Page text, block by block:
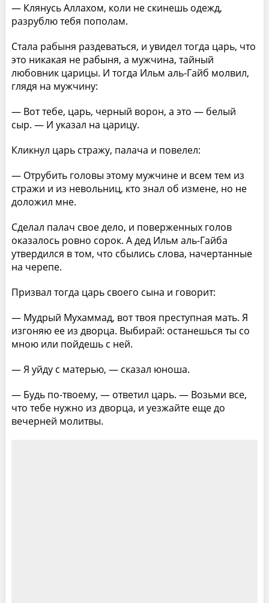
— Клянусь Аллахом, коли не скинешь одежд,
разрублю тебя пополам.
Стала рабыня раздеваться, и увидел тогда царь, что
это никакая не рабыня, а мужчина, тайный
любовник царицы. И тогда Ильм аль-Гайб молвил,
глядя на мужчину:
— Вот тебе, царь, черный ворон, а это — белый
сыр. — И указал на царицу.
Кликнул царь стражу, палача и повелел:
— Отрубить головы этому мужчине и всем тем из
стражи и из невольниц, кто знал об измене, но не
доложил мне.
Сделал палач свое дело, и поверженных голов
оказалось ровно сорок. А дед Ильм аль-Гайба
утвердился в том, что сбылись слова, начертанные
на черепе.
Призвал тогда царь своего сына и говорит:
— Мудрый Мухаммад, вот твоя преступная мать. Я
изгоняю ее из дворца. Выбирай: останешься ты со
мною или пойдешь с ней.
— Я уйду с матерью, — сказал юноша.
— Будь по-твоему, — ответил царь. — Возьми все,
что тебе нужно из дворца, и уезжайте еще до
вечерней молитвы.